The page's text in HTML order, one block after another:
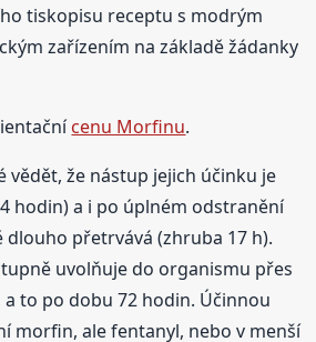
tiskopisu receptu s modrým
zařízením na základě žádanky
cenu Morfinu.
vědět, že nástup jejich účinku je
hodin) a i po úplném odstranění
dlouho přetrvává (zhruba 17 h).
uvolňuje do organismu přes
to po dobu 72 hodin. Účinnou
morfin, ale fentanyl, nebo v menší